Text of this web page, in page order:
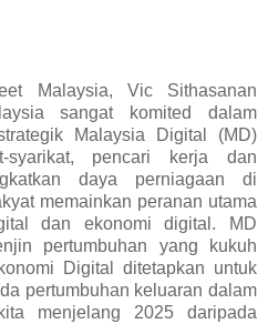
Malaysia, Vic Sithasanan
sangat komited dalam
Malaysia Digital (MD)
syarikat, pencari kerja dan
daya perniagaan di
memainkan peranan utama
dan ekonomi digital. MD
pertumbuhan yang kukuh
Digital ditetapkan untuk
pertumbuhan keluaran dalam
menjelang 2025 daripada